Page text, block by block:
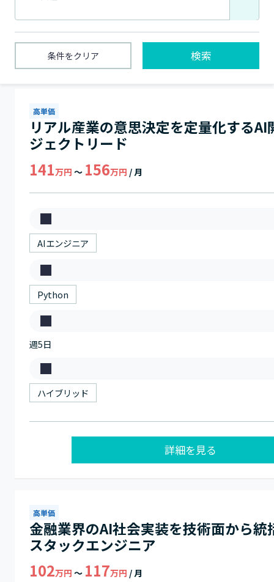
条件をクリア 検索
1〜8件 / 全8件
高単価
リアル産業の意思決定を定量化するAI
ジェクトリード
141万円 ～ 156万円 / 月
募
集
種
AIエンジニア
ス
キ
ル
Python
稼
働
日
数
週5日
働
き
ハイブリッド
詳細を見る
高単価
金融業界のAI社会実装を技術面から統
スタックエンジニア
102万円 ～ 117万円 / 月